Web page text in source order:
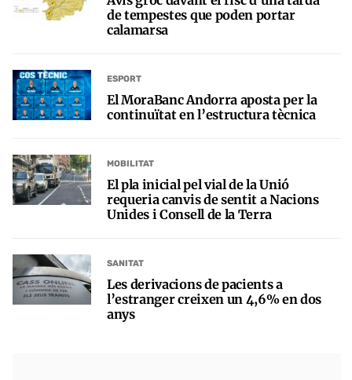
de tempestes que poden portar
calamarsa
ESPORT
El MoraBanc Andorra aposta per la
continuïtat en l’estructura tècnica
MOBILITAT
El pla inicial pel vial de la Unió
requeria canvis de sentit a Nacions
Unides i Consell de la Terra
SANITAT
Les derivacions de pacients a
l’estranger creixen un 4,6% en dos
anys